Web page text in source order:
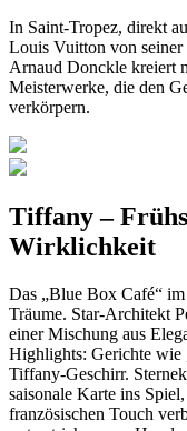
In Saint-Tropez, direkt
Louis Vuitton von seiner
Arnaud Donckle kreiert
Meisterwerke, die den
verkörpern.
Tiffany –
Wirklichkeit
Das „Blue Box Café“
Träume. Star-Architekt
einer Mischung aus
Highlights: Gerichte wie
Tiffany-Geschirr.
saisonale Karte ins
französischen Touch